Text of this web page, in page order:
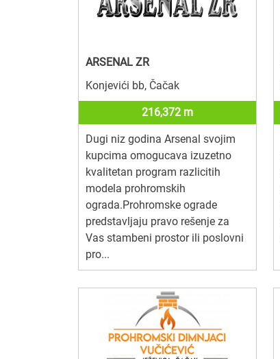
ARSENAL ZR
Konjevići bb, Čačak
216,372 m
Dugi niz godina Arsenal svojim
kupcima omogucava izuzetno
kvalitetan program razlicitih
modela prohromskih
ograda.Prohromske ograde
predstavljaju pravo rešenje za
Vas stambeni prostor ili poslovni
pro...